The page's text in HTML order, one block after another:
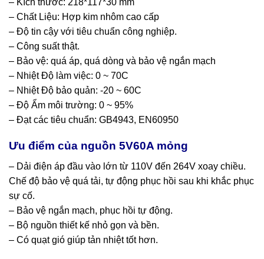
– Chất Liệu: Hợp kim nhôm cao cấp
– Độ tin cậy với tiêu chuẩn công nghiệp.
– Công suất thật.
– Bảo vệ: quá áp, quá dòng và bảo vệ ngắn mạch
– Nhiệt Độ làm việc: 0 ~ 70C
– Nhiệt Độ bảo quản: -20 ~ 60C
– Độ Ẩm môi trường: 0 ~ 95%
– Đạt các tiêu chuẩn: GB4943, EN60950
Ưu điểm của nguồn 5V60A mỏng
– Dải điện áp đầu vào lớn từ 110V đến 264V xoay chiều.
Chế độ bảo vệ quá tải, tự động phục hồi sau khi khắc phục
sự cố.
– Bảo vệ ngắn mạch, phục hồi tự động.
– Bộ nguồn thiết kế nhỏ gọn và bền.
– Có quạt gió giúp tản nhiệt tốt hơn.